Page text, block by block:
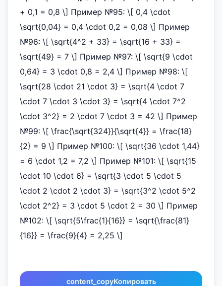
+ 0,1 = 0,8 \] Пример №95: \[ 0,4 \cdot
\sqrt{0,04} = 0,4 \cdot 0,2 = 0,08 \] Пример
№96: \[ \sqrt{4^2 + 33} = \sqrt{16 + 33} =
\sqrt{49} = 7 \] Пример №97: \[ \sqrt{9 \cdot
0,64} = 3 \cdot 0,8 = 2,4 \] Пример №98: \[
\sqrt{28 \cdot 21 \cdot 3} = \sqrt{4 \cdot 7
\cdot 7 \cdot 3 \cdot 3} = \sqrt{4 \cdot 7^2
\cdot 3^2} = 2 \cdot 7 \cdot 3 = 42 \] Пример
№99: \[ \frac{\sqrt{324}}{\sqrt{4}} = \frac{18}
{2} = 9 \] Пример №100: \[ \sqrt{36 \cdot 1,44}
= 6 \cdot 1,2 = 7,2 \] Пример №101: \[ \sqrt{15
\cdot 10 \cdot 6} = \sqrt{3 \cdot 5 \cdot 5
\cdot 2 \cdot 2 \cdot 3} = \sqrt{3^2 \cdot 5^2
\cdot 2^2} = 3 \cdot 5 \cdot 2 = 30 \] Пример
№102: \[ \sqrt{5\frac{1}{16}} = \sqrt{\frac{81}
{16}} = \frac{9}{4} = 2,25 \]
content_copyКопировать